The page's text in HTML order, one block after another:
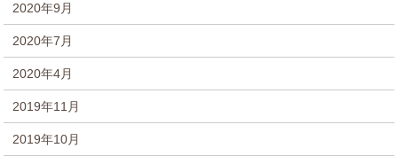
2020年9月
2020年7月
2020年4月
2019年11月
2019年10月